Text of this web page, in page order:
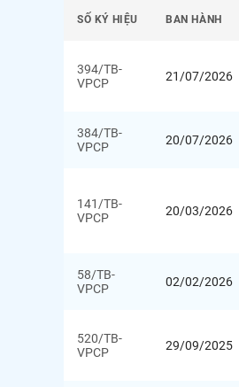
SỐ KÝ HIỆU BAN HÀNH
394/TB-
VPCP
21/07/2026
384/TB-
VPCP
20/07/2026
141/TB-
VPCP
20/03/2026
58/TB-
VPCP
02/02/2026
520/TB-
VPCP
29/09/2025